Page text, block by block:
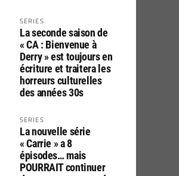
SERIES
La seconde saison de
« CA : Bienvenue à
Derry » est toujours en
écriture et traitera les
horreurs culturelles
des années 30s
SERIES
La nouvelle série
« Carrie » a 8
épisodes… mais
POURRAIT continuer